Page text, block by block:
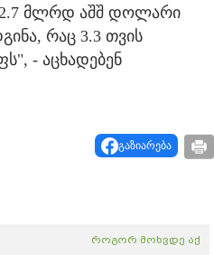
მლრდ აშშ დოლარი
რაც 3.3 თვის
- აცხადებენ
გაზიარება
როგორ მოხვდე აქ